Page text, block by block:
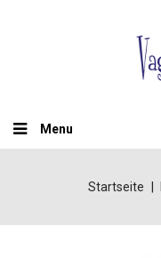
Menu
Startseite